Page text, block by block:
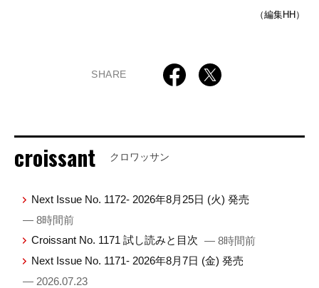
（編集HH）
SHARE
croissant クロワッサン
Next Issue No. 1172- 2026年8月25日 (火) 発売
— 8時間前
Croissant No. 1171 試し読みと目次 — 8時間前
Next Issue No. 1171- 2026年8月7日 (金) 発売
— 2026.07.23